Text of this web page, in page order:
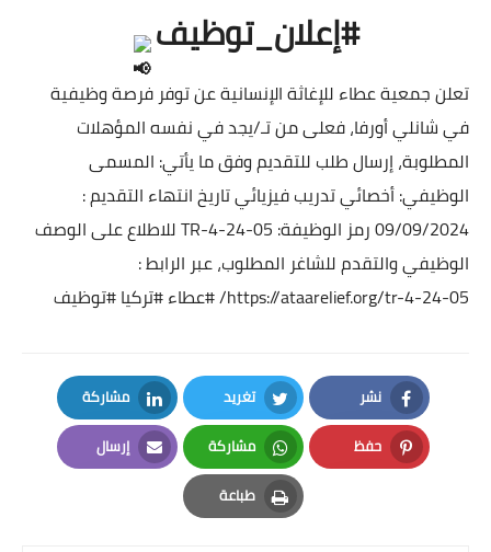
#إعلان_توظيف
تعلن جمعية عطاء للإغاثة الإنسانية عن توفر فرصة وظيفية
في شانلي أورفا، فعلى من تـ/يجد في نفسه المؤهلات
المطلوبة، إرسال طلب للتقديم وفق ما يأتي: المسمى
الوظيفي: أخصائي تدريب فيزيائي تاريخ انتهاء التقديم :
09/09/2024 رمز الوظيفة: TR-4-24-05 للاطلاع على الوصف
الوظيفي والتقدم للشاغر المطلوب، عبر الرابط :
https://ataarelief.org/tr-4-24-05/ #عطاء#تركيا#توظيف
نشر
Facebook
تغريد
Twitter
مشاركة
LinkedIn
حفظ
Pinterest
مشاركة
Whatsapp
إرسال
Email
طباعة
Print